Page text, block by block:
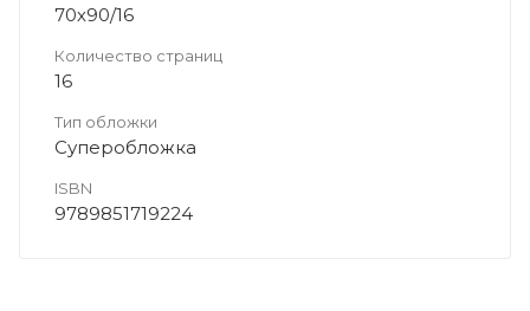
70х90/16
Количество страниц
16
Тип обложки
Суперобложка
ISBN
9789851719224